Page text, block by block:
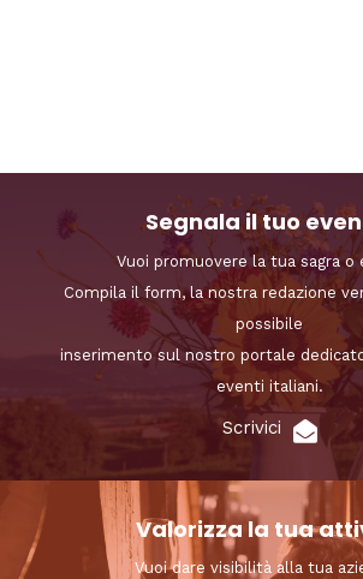
Segnala il tuo
Vuoi promuovere la tua sagra o
Compila il form, la nostra redazione
possibile
inserimento sul nostro portale
eventi italiani.
Scrivici
Valorizza la tua
Vuoi dare visibilità alla tua